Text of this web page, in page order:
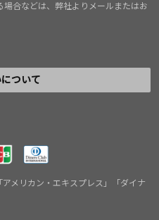
合などは、弊社よりメールまたはお
ついて
アメリカン・エキスプレス」「ダイナ